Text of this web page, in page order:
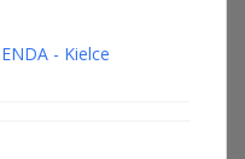
- Kielce